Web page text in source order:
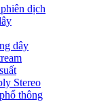
dịch
dây
Stereo
thông